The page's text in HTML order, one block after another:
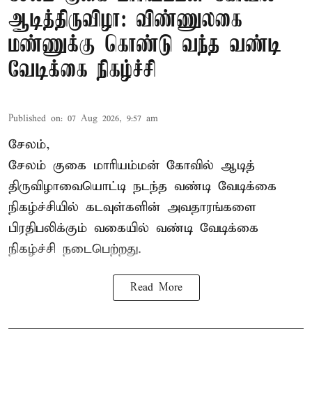
ஆடித்திருவிழா: விண்ணுலகை
மண்ணுக்கு கொண்டு வந்த வண்டி
வேடிக்கை நிகழ்ச்சி
Published on: 07 Aug 2026, 9:57 am
சேலம்,
சேலம் குகை மாரியம்மன் கோவில் ஆடித்
திருவிழாவையொட்டி நடந்த வண்டி வேடிக்கை
நிகழ்ச்சியில் கடவுள்களின் அவதாரங்களை
பிரதிபலிக்கும் வகையில் வண்டி வேடிக்கை
நிகழ்ச்சி நடைபெற்றது.
Read More